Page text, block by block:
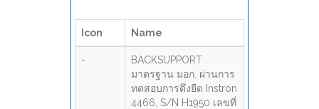
Icon Name
-
BACKSUPPORT
มาตรฐาน มอก. ผ่านการ
ทดสอบการดึงยืด Instron
4466, S/N H1950 เลขที่